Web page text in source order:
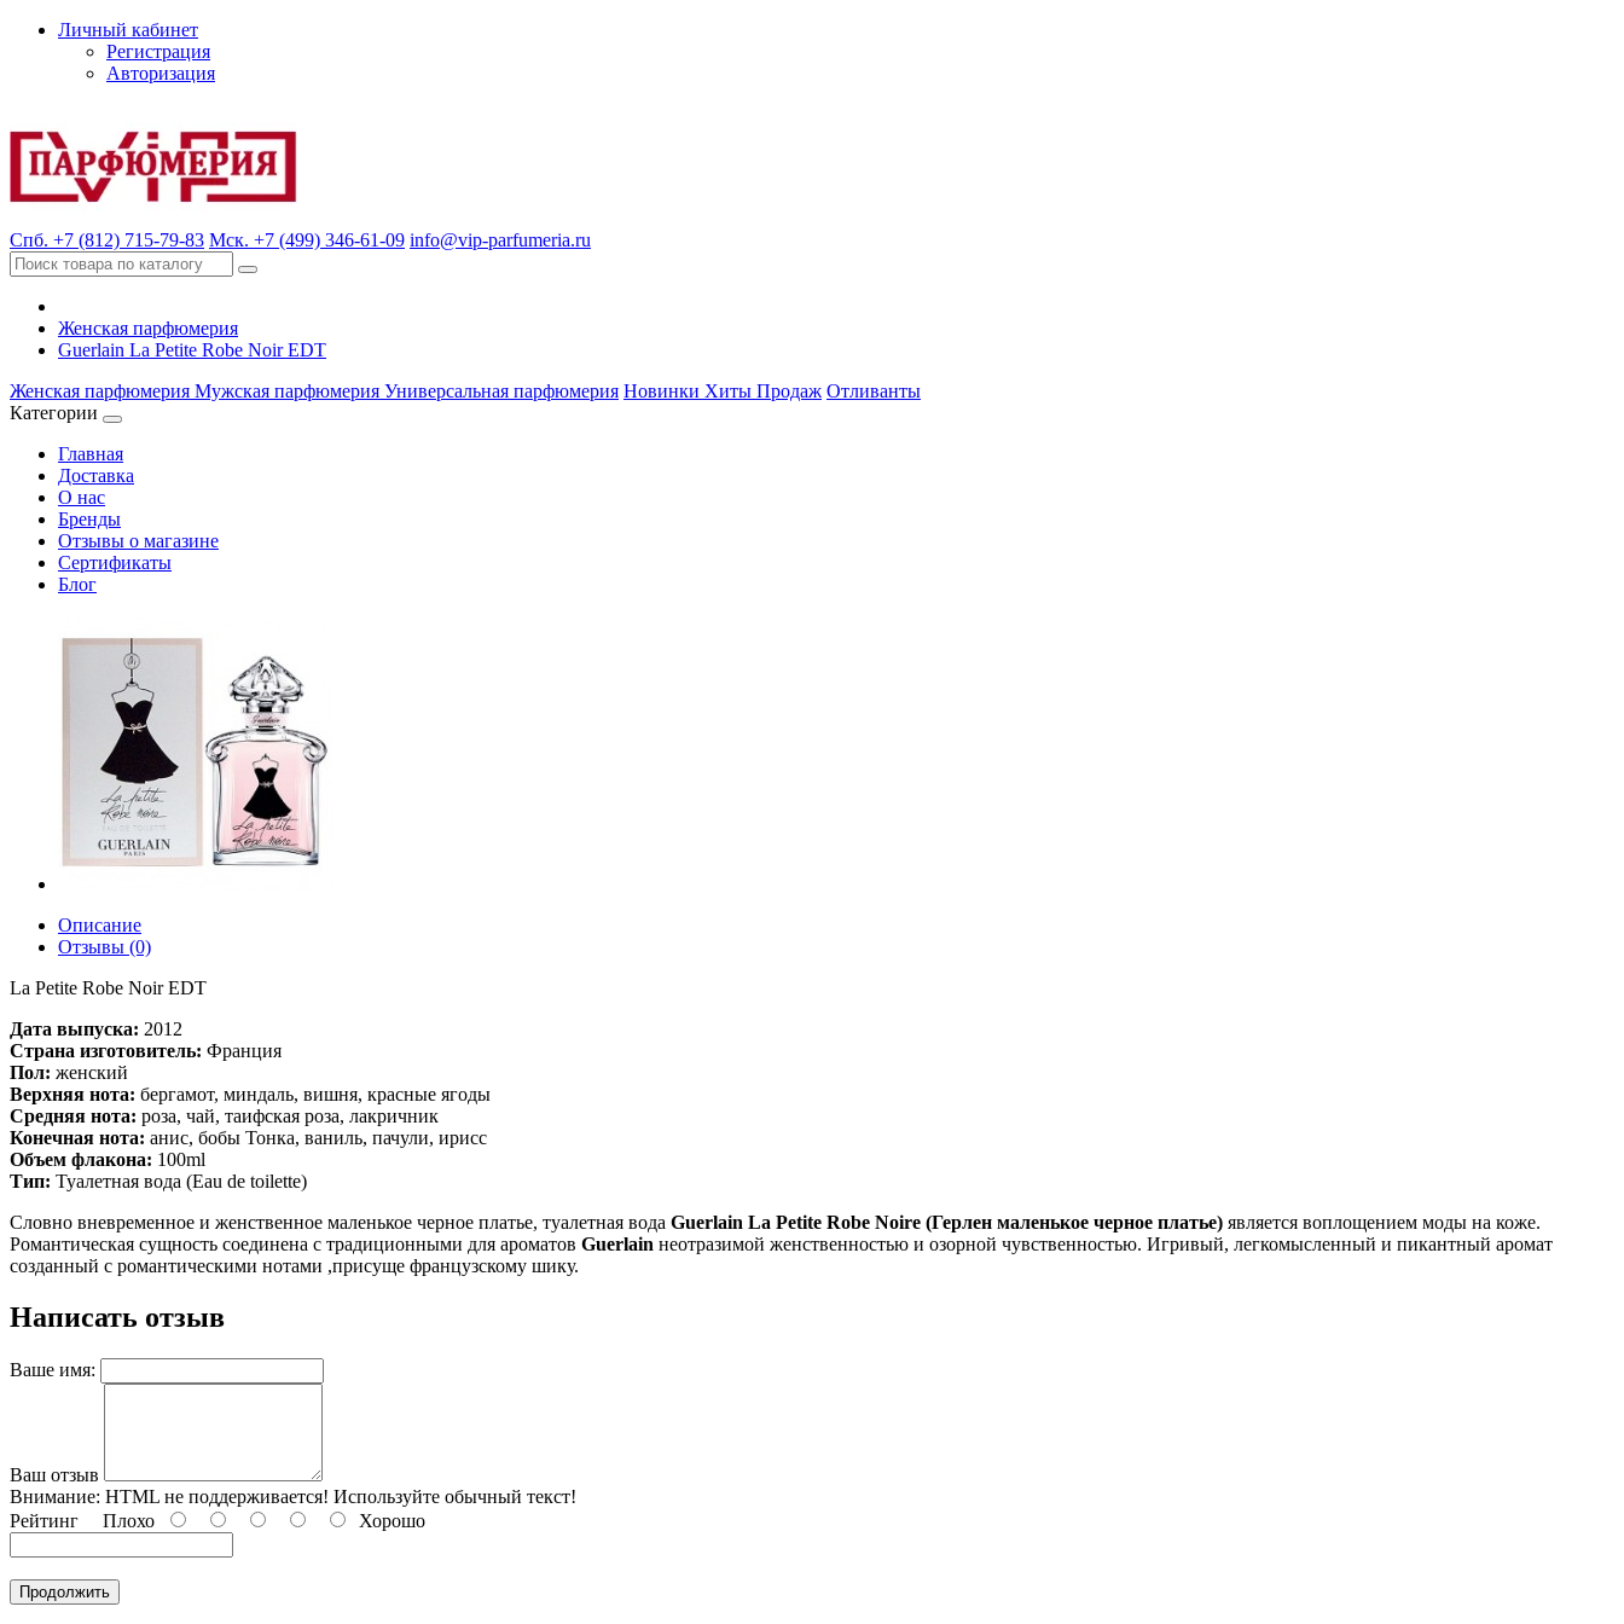
Личный кабинет
Регистрация
Авторизация
Спб. +7 (812) 715-79-83 Мск. +7 (499) 346-61-09 info@vip-parfumeria.ru
Женская парфюмерия
Guerlain La Petite Robe Noir EDT
Женская парфюмерия Мужская парфюмерия Универсальная парфюмерия Новинки Хиты Продаж Отливанты
Категории
Главная
Доставка
О нас
Бренды
Отзывы о магазине
Сертификаты
Блог
Описание
Отзывы (0)
La Petite Robe Noir EDT
Дата выпуска: 2012
Страна изготовитель: Франция
Пол: женский
Верхняя нота: бергамот, миндаль, вишня, красные ягоды
Средняя нота: роза, чай, таифская роза, лакричник
Конечная нота: анис, бобы Тонка, ваниль, пачули, ирисс
Объем флакона: 100ml
Тип: Туалетная вода (Eau de toilette)
Словно вневременное и женственное маленькое черное платье, туалетная вода Guerlain La Petite Robe Noire (Герлен маленькое черное платье) является воплощением моды на коже.
Романтическая сущность соединена с традиционными для ароматов Guerlain неотразимой женственностью и озорной чувственностью. Игривый, легкомысленный и пикантный аромат
созданный с романтическими нотами ,присуще французскому шику.
Написать отзыв
Ваше имя:
Ваш отзыв
Внимание: HTML не поддерживается! Используйте обычный текст!
Рейтинг Плохо Хорошо
Продолжить